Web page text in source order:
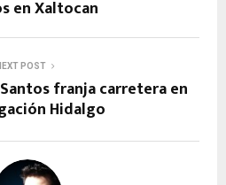
en Xaltocan
POST
franja carretera en
Hidalgo